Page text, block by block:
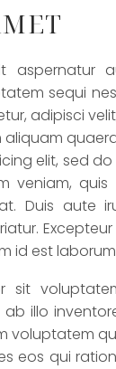
sequi
adipisci
elit, sed
quis
Duis aute
id est
illo
voluptatem
eos qui